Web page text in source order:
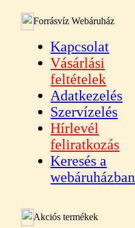
Forrásvíz Webáruház
Kapcsolat
Vásárlási
feltételek
Adatkezelés
Szervízelés
Hírlevél
feliratkozás
Keresés a
webáruházban
Akciós termékek